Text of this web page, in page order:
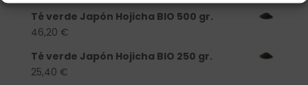
Té verde Japón Hojicha BIO 500 gr.
46,20 €
Té verde Japón Hojicha BIO 250 gr.
25,40 €